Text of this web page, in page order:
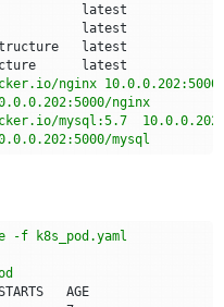
latest
latest
latest
latest
nginx
nginx
mysql:5.7
mysql
-f k8s_pod.yaml
NAME      READY     STATUS    RESTARTS   AGE